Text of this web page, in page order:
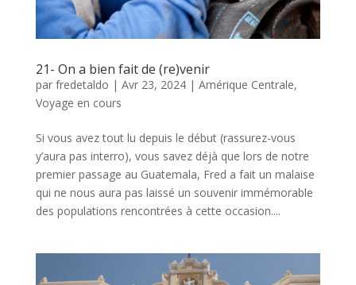
21- On a bien fait de (re)venir
par fredetaldo | Avr 23, 2024| Amérique Centrale,
Voyage en cours
Si vous avez tout lu depuis le début (rassurez-vous
y’aura pas interro), vous savez déjà que lors de notre
premier passage au Guatemala, Fred a fait un malaise
qui ne nous aura pas laissé un souvenir immémorable
des populations rencontrées à cette occasion....